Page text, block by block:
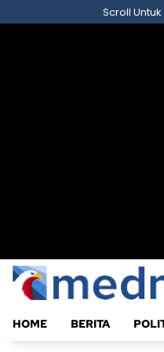
ke
Scroll
HOME BERITA